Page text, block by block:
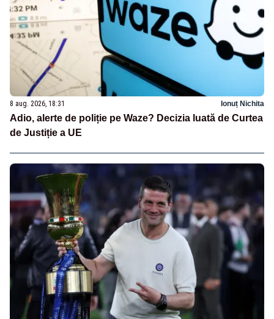
8 aug. 2026, 18:31 Ionuț Nichita
Adio, alerte de poliție pe Waze? Decizia luată de Curtea
de Justiție a UE